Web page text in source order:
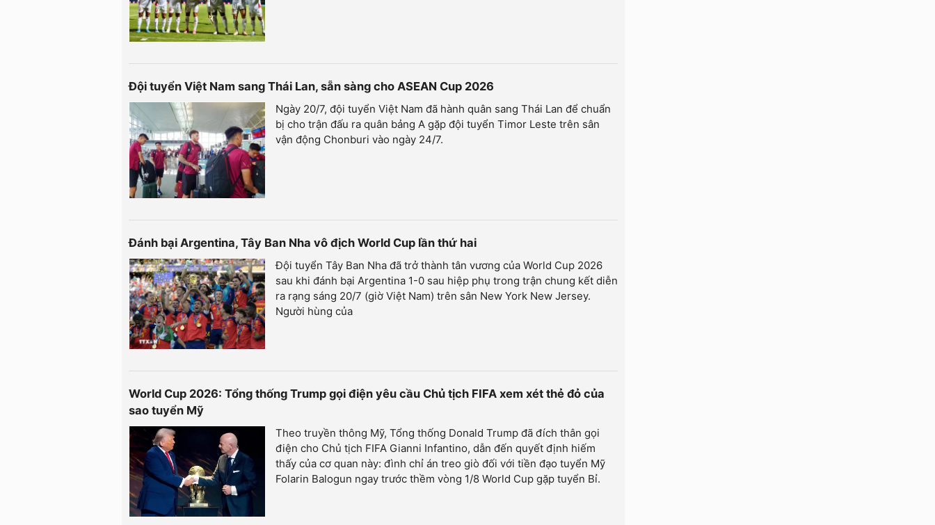
Đội tuyển Việt Nam sang Thái Lan, sẵn sàng cho ASEAN Cup 2026
Ngày 20/7, đội tuyển Việt Nam đã hành quân sang Thái Lan để chuẩn
bị cho trận đấu ra quân bảng A gặp đội tuyển Timor Leste trên sân
vận động Chonburi vào ngày 24/7.
Đánh bại Argentina, Tây Ban Nha vô địch World Cup lần thứ hai
Đội tuyển Tây Ban Nha đã trở thành tân vương của World Cup 2026
sau khi đánh bại Argentina 1-0 sau hiệp phụ trong trận chung kết diễn
ra rạng sáng 20/7 (giờ Việt Nam) trên sân New York New Jersey.
Người hùng của
World Cup 2026: Tổng thống Trump gọi điện yêu cầu Chủ tịch FIFA xem xét thẻ đỏ của
sao tuyển Mỹ
Theo truyền thông Mỹ, Tổng thống Donald Trump đã đích thân gọi
điện cho Chủ tịch FIFA Gianni Infantino, dẫn đến quyết định hiếm
thấy của cơ quan này: đình chỉ án treo giò đối với tiền đạo tuyển Mỹ
Folarin Balogun ngay trước thềm vòng 1/8 World Cup gặp tuyển Bỉ.